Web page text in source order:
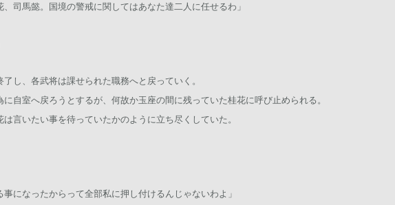
、司馬懿。国境の警戒に関してはあなた達二人に任せるわ」
了し、各武将は課せられた職務へと戻っていく。
に自室へ戻ろうとするが、何故か玉座の間に残っていた桂花に呼び止められる。
言いたい事を待っていたかのように立ち尽くしていた。
になったからって全部私に押し付けるんじゃないわよ」